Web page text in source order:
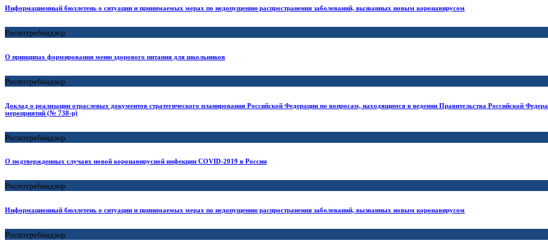
Информационный бюллетень о ситуации и принимаемых мерах по недопущению распространения заболеваний, вызванных новым коронавирусом
Роспотребнадзор
О принципах формирования меню здорового питания для школьников
Роспотребнадзор
Доклад о реализации отраслевых документов стратегического планирования Российской Федерации по вопросам, находящимся в ведении Правительства Российской
мероприятий (№ 738-р)
Роспотребнадзор
О подтвержденных случаях новой коронавирусной инфекции COVID-2019 в России
Роспотребнадзор
Информационный бюллетень о ситуации и принимаемых мерах по недопущению распространения заболеваний, вызванных новым коронавирусом
Роспотребнадзор